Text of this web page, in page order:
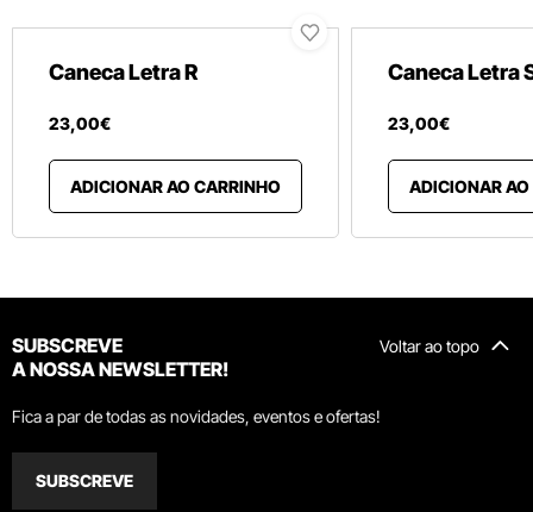
Caneca Letra R
23,00€
ADICIONAR AO CARRINHO
Caneca Letra
23,00€
ADICIONAR
Voltar ao topo
SUBSCREVE
A NOSSA NEWSLETTER!
Fica a par de todas as novidades, eventos e ofertas!
SUBSCREVE